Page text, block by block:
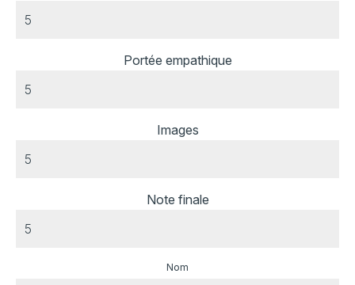
Portée empathique
Images
Note finale
Nom